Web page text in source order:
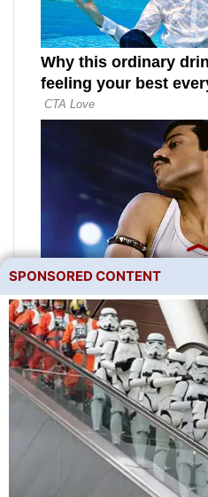
SPONSORED CONTENT